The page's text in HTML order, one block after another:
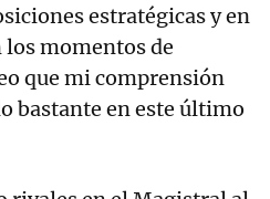
estratégicas y en
momentos de
que mi comprensión
bastante en este último